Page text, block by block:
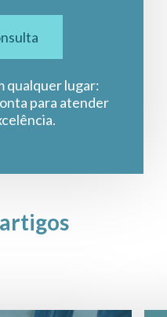
qualquer lugar:
para atender
artigos